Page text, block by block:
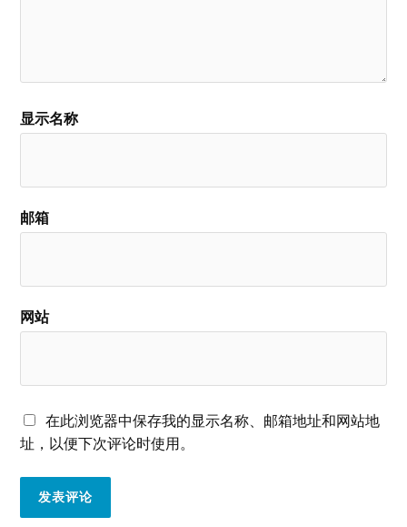
显示名称
邮箱
网站
在此浏览器中保存我的显示名称、邮箱地址和网站地
址，以便下次评论时使用。